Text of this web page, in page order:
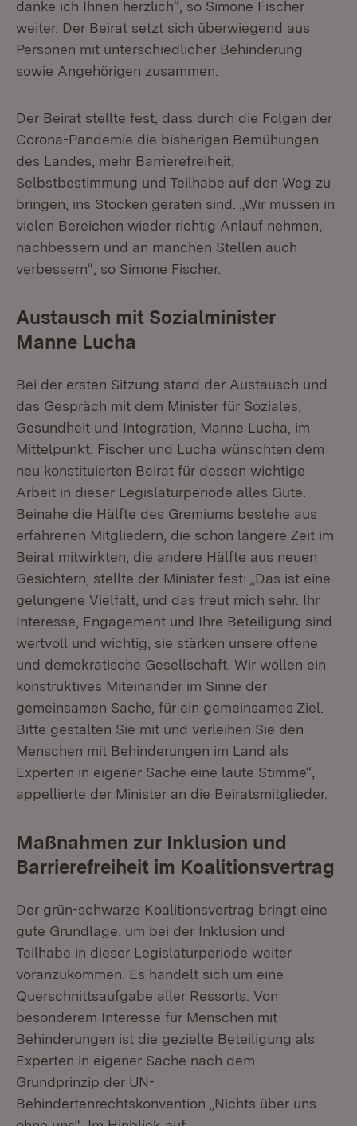
danke ich Ihnen herzlich“, so Simone Fischer
weiter. Der Beirat setzt sich überwiegend aus
Personen mit unterschiedlicher Behinderung
sowie Angehörigen zusammen.
Der Beirat stellte fest, dass durch die Folgen der
Corona-Pandemie die bisherigen Bemühungen
des Landes, mehr Barrierefreiheit,
Selbstbestimmung und Teilhabe auf den Weg zu
bringen, ins Stocken geraten sind. „Wir müssen in
vielen Bereichen wieder richtig Anlauf nehmen,
nachbessern und an manchen Stellen auch
verbessern“, so Simone Fischer.
Austausch mit Sozialminister
Manne Lucha
Bei der ersten Sitzung stand der Austausch und
das Gespräch mit dem Minister für Soziales,
Gesundheit und Integration, Manne Lucha, im
Mittelpunkt. Fischer und Lucha wünschten dem
neu konstituierten Beirat für dessen wichtige
Arbeit in dieser Legislaturperiode alles Gute.
Beinahe die Hälfte des Gremiums bestehe aus
erfahrenen Mitgliedern, die schon längere Zeit im
Beirat mitwirkten, die andere Hälfte aus neuen
Gesichtern, stellte der Minister fest: „Das ist eine
gelungene Vielfalt, und das freut mich sehr. Ihr
Interesse, Engagement und Ihre Beteiligung sind
wertvoll und wichtig, sie stärken unsere offene
und demokratische Gesellschaft. Wir wollen ein
konstruktives Miteinander im Sinne der
gemeinsamen Sache, für ein gemeinsames Ziel.
Bitte gestalten Sie mit und verleihen Sie den
Menschen mit Behinderungen im Land als
Experten in eigener Sache eine laute Stimme“,
appellierte der Minister an die Beiratsmitglieder.
Maßnahmen zur Inklusion und
Barrierefreiheit im Koalitionsvertrag
Der grün-schwarze Koalitionsvertrag bringt eine
gute Grundlage, um bei der Inklusion und
Teilhabe in dieser Legislaturperiode weiter
voranzukommen. Es handelt sich um eine
Querschnittsaufgabe aller Ressorts. Von
besonderem Interesse für Menschen mit
Behinderungen ist die gezielte Beteiligung als
Experten in eigener Sache nach dem
Grundprinzip der UN-
Behindertenrechtskonvention „Nichts über uns